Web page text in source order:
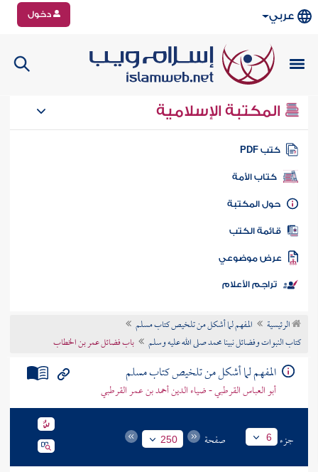
عربي دخول
المكتبة الإسلامية
كتب PDF
كتاب الأمة
المكتبة
الكتب
موضوعي
تراجم الأعلام
الرئيسية
المفهم لما أشكل من تلخيص كتاب مسلم
كتاب النبوات وفضائل نبينا محمد صلى الله عليه وسلم
باب فضائل عمر بن الخطاب
المفهم لما أشكل من تلخيص كتاب مسلم
أبو العباس القرطبي - ضياء الدين أحمد بن عمر القرطبي
جزء 6 صفحة 250